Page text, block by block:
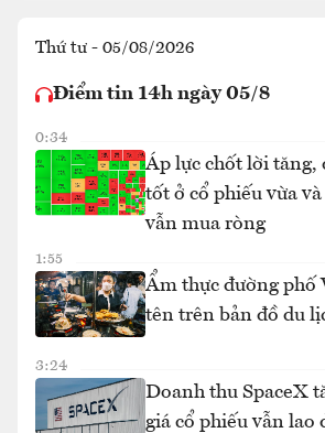
Thứ tư - 05/08/2026
Điểm tin 14h ngày 05/8
0:34
Áp lực chốt lời tăng,
tốt ở cổ phiếu vừa
vẫn mua ròng
1:55
Ẩm thực đường phố
tên trên bản đồ du
3:24
Doanh thu SpaceX
giá cổ phiếu vẫn lao